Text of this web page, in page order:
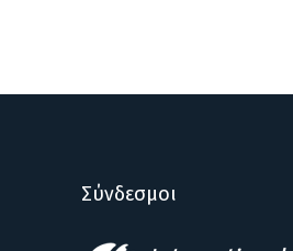
Σύνδεσμοι